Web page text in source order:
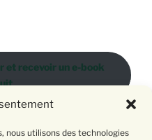
nous utilisons des technologies
et recevoir un e-book